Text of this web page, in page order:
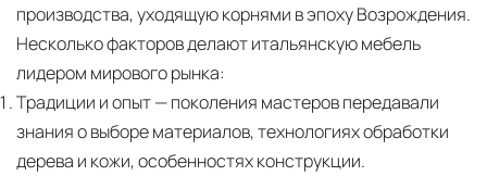
производства, уходящую корнями в эпоху Возрождения.
Несколько факторов делают итальянскую мебель
лидером мирового рынка:
Традиции и опыт— поколения мастеров передавали
знания о выборе материалов, технологиях обработки
дерева и кожи, особенностях конструкции.